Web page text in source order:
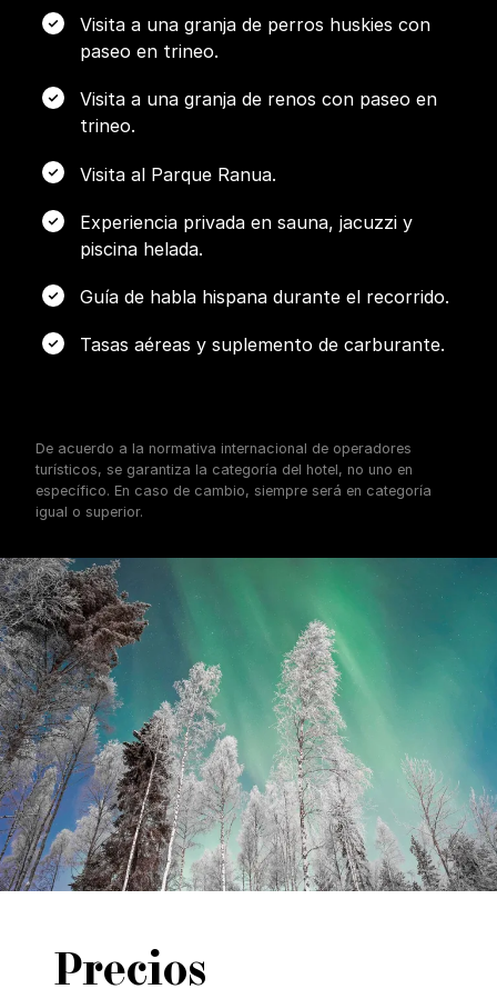
Visita a una granja de perros huskies con
paseo en trineo.
Visita a una granja de renos con paseo en
trineo.
Visita al Parque Ranua.
Experiencia privada en sauna, jacuzzi y
piscina helada.
Guía de habla hispana durante el recorrido.
Tasas aéreas y suplemento de carburante.
De acuerdo a la normativa internacional de operadores
turísticos, se garantiza la categoría del hotel, no uno en
específico. En caso de cambio, siempre será en categoría
igual o superior.
Precios